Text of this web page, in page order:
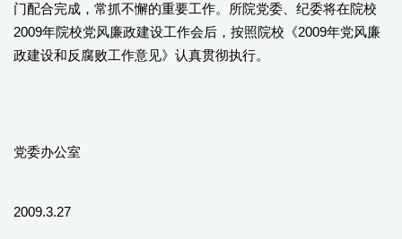
门配合完成，常抓不懈的重要工作。所院党委、纪委将在院校
2009年院校党风廉政建设工作会后，按照院校《2009年党风廉
政建设和反腐败工作意见》认真贯彻执行。
党委办公室
2009.3.27